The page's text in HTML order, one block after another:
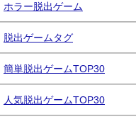
ホラー脱出ゲーム
脱出ゲームタグ
簡単脱出ゲームTOP30
人気脱出ゲームTOP30